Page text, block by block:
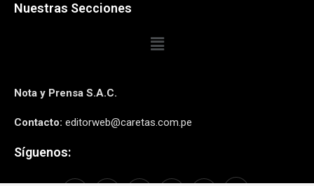
Nuestras Secciones
Nota y Prensa S.A.C.
Contacto: editorweb@caretas.com.pe
Síguenos: